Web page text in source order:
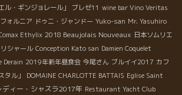
ル・ギンジョレール」 ブレゼ11 wine bar Vino Veritas
ォルニア ドゥニ・ジャンドー Yuko-san Mr. Yasuhiro
Ethylix 2018 Beaujolais Nouveaux 日本ソムリエ
シャール Conception Kato san Damien Coquelet
Derain 2019年新年昼食会 今尾さん ブルイイ2017 カフ
タル」
DOMAINE CHARLOTTE BATTAIS Eglise Saint
ディー・シャスラ2017年 Restaurant Yacht Club